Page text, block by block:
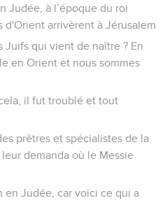
Judée, à l’époque du roi
d'Orient arrivèrent à Jérusalem
Juifs qui vient de naître ? En
en Orient et nous sommes
il fut troublé et tout
prêtres et spécialistes de la
demanda où le Messie
en Judée, car voici ce qui a